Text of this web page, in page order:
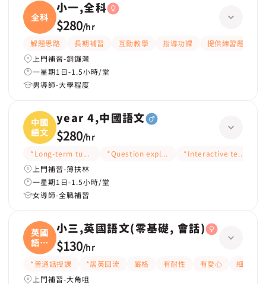
全科
小一,全科
$280/hr
解題思路 長期補習 互動教學 指導功課
提供練習題/試題
上門補習-銅鑼灣
一星期1日-1.5小時/堂
男導師-大學程度
中國
語文
year 4,中國語文
$280/hr
*Long-term tutoring *Question explanation*Interactive teaching
上門補習-薄扶林
一星期1日-1.5小時/堂
女導師-全職補習
英國
語文
(
小三,英國語文(零基礎, 會話)
$130/hr
*普通話授課 *居英回流 嚴格 有耐性 有愛心 細心
上門補習-大角咀